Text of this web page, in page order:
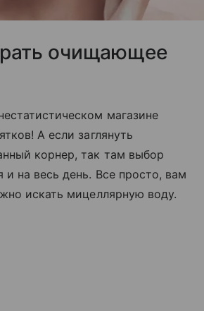
очищающее
магазине
А если заглянуть
корнер, так там выбор
и на весь день. Все просто, вам
искать мицеллярную воду.